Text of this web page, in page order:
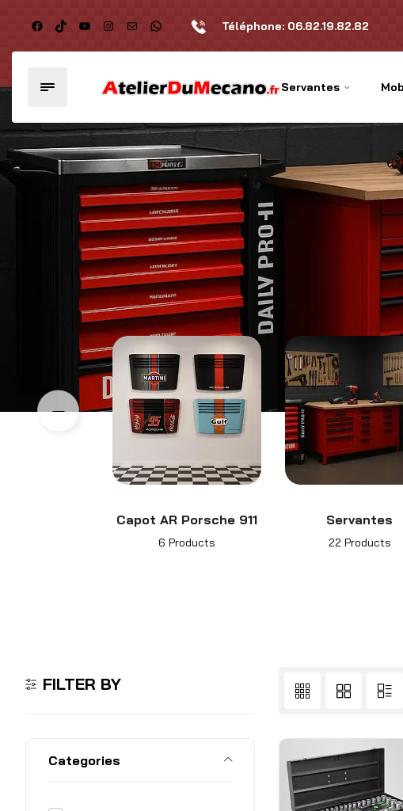
Téléphone: 06.82.19.82.82
Servantes
Capot AR Porsche 911
6 Products
Servantes
22 Products
FILTER BY
Categories